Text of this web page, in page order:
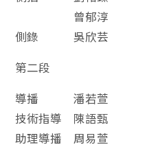
曾郁淳
側錄 吳欣芸
第二段
導播 潘若萱
技術指導 陳語甄
助理導播 周易萱